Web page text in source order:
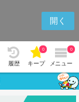
開く
履歴 キープ
0
メニュー
0